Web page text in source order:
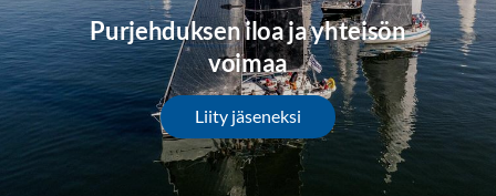
Purjehduksen iloa ja yhteisön
voimaa
Liity jäseneksi